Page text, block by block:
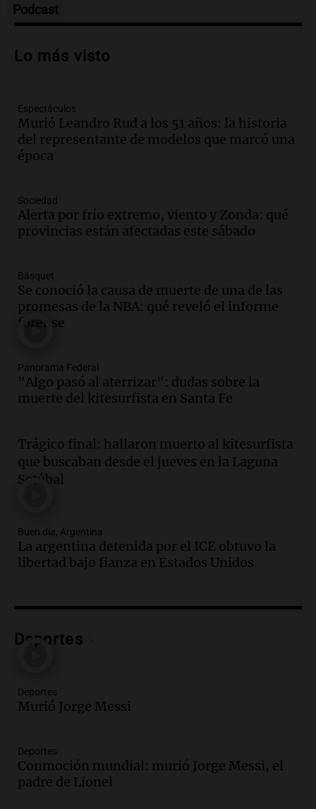
Episodios
Audio.El orgullo y el sueño argentino de
Vargas en 2007
Audio.
Iniciativa ciudadana busca
limpiar el río Suquía de residuos sólidos
con el apoyo municipal
Panorama Federal
Audio.
las nuevas detenciones: "En esa casa
todos tenían algo que ver"
Audio. Jorge Roni Vargas habla del
crecimiento futbolístico de su hijo en el
Barcelona y su futuro
Panorama Federal
Audio.Nutricionista derribó el mito del
desayuno ideal: ¿ qué alimentos
conviene priorizar cada día ?
Audio.Detenidos relacionados con el
caso Barreler se amplían según familia
de la víctima
Audio.Análisis de la derrota legislativa
del oficialismo en el Congreso: El
impacto en la opinión pública
Audio.
Audio.Mateo, a los 25 años, lucha
Una mañana para todos
Episodios
Audio.Estiman que la inflación nacional
Podcast
Lo más visto
Espectáculos
Murió Leandro Rud a los 51 años: la historia
del representante de modelos que marcó una
época
Sociedad
Alerta por frío extremo, viento y Zonda: qué
provincias están afectadas este sábado
Básquet
Se conoció la causa de muerte de una de las
promesas de la NBA: qué reveló el informe
forense
Panorama Federal
"Algo pasó al aterrizar": dudas sobre la
muerte del kitesurfista en Santa Fe
Trágico final: hallaron muerto al kitesurfista
que buscaban desde el jueves en la Laguna
Setúbal
Buen día, Argentina
La argentina detenida por el ICE obtuvo la
libertad bajo fianza en Estados Unidos
Deportes
Deportes
Murió Jorge Messi
Deportes
Conmoción mundial: murió Jorge Messi, el
padre de Lionel